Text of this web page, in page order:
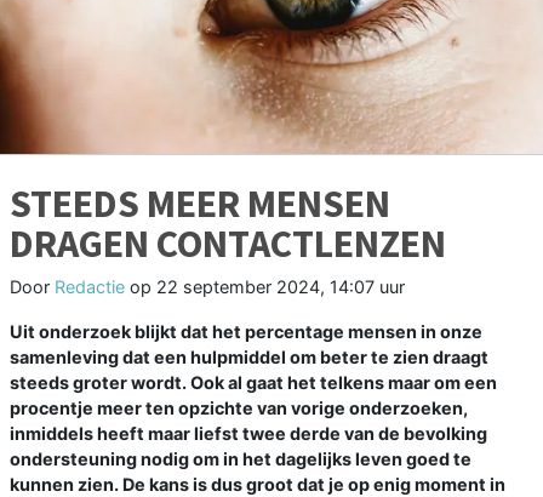
STEEDS MEER MENSEN
DRAGEN CONTACTLENZEN
Door Redactie op 22 september 2024, 14:07 uur
Uit onderzoek blijkt dat het percentage mensen in onze
samenleving dat een hulpmiddel om beter te zien draagt
steeds groter wordt. Ook al gaat het telkens maar om een
procentje meer ten opzichte van vorige onderzoeken,
inmiddels heeft maar liefst twee derde van de bevolking
ondersteuning nodig om in het dagelijks leven goed te
kunnen zien. De kans is dus groot dat je op enig moment in